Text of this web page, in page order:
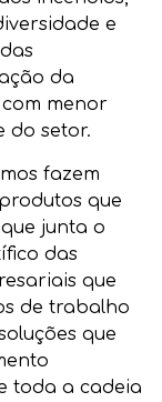
e
da
menor
do setor.
fazem
que
junta o
das
que
de trabalho
que
toda a cadeia